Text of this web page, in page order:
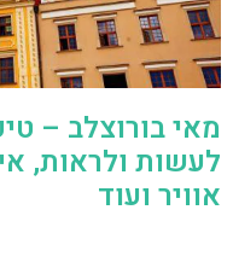
מאי בורוצלב –
לעשות ולראות,
אוויר ועוד